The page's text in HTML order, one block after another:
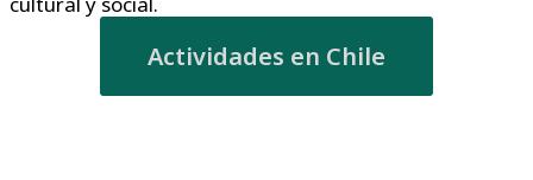
Actividades en Chile